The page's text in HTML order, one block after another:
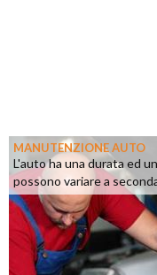
MANUTENZIONE AUTO
L'auto ha una durata ed
possono variare a